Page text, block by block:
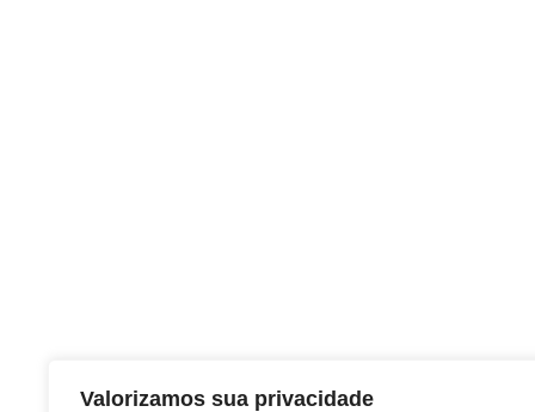
Valorizamos sua privacidade